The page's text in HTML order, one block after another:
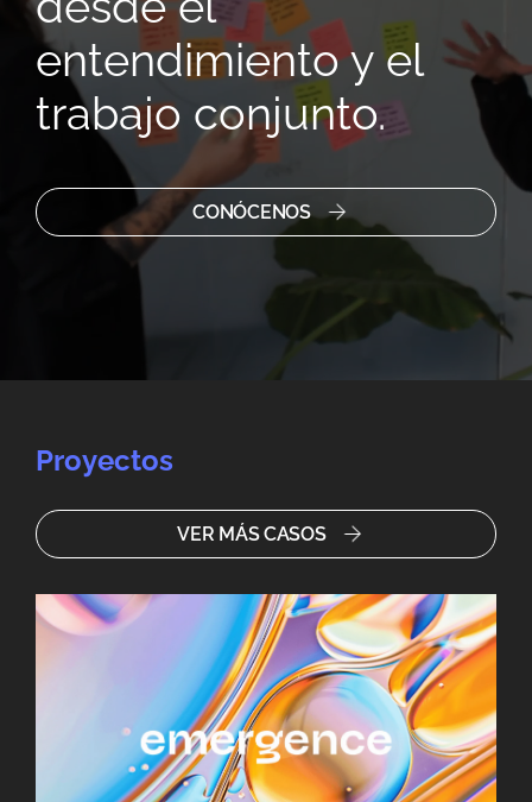
entendimiento y el
trabajo conjunto.
CONÓCENOS
Proyectos
VER MÁS CASOS